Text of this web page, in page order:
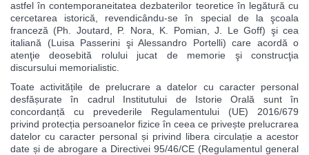
astfel în contemporaneitatea dezbaterilor teoretice în legătură cu
cercetarea istorică, revendicându-se în special de la şcoala
franceză (Ph. Joutard, P. Nora, K. Pomian, J. Le Goff) şi cea
italiană (Luisa Passerini şi Alessandro Portelli) care acordă o
atenţie deosebită rolului jucat de memorie şi construcţia
discursului memorialistic.
Toate activitățile de prelucrare a datelor cu caracter personal
desfășurate în cadrul Institutului de Istorie Orală sunt în
concordanță cu prevederile Regulamentului (UE) 2016/679
privind protecția persoanelor fizice în ceea ce privește prelucrarea
datelor cu caracter personal și privind libera circulație a acestor
date și de abrogare a Directivei 95/46/CE (Regulamentul general